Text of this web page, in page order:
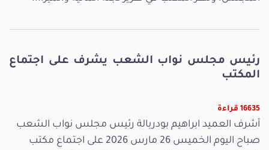
رئيس مجلس نواب الشعب يشرف على اجتماع
المكتب
16635 قراءة
أشرف العميد ابراهيم بودربالة رئيس مجلس نواب الشعب
صباح اليوم الخميس 26 مارس 2026 على اجتماع مكتب